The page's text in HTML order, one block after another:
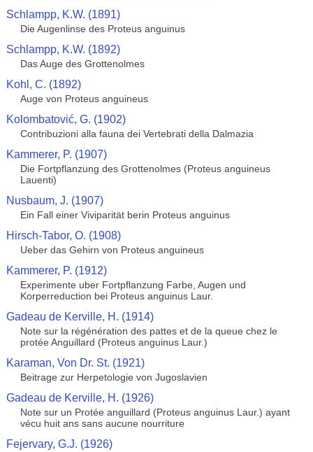
Schlampp, K.W. (1891)
Die Augenlinse des Proteus anguinus
Schlampp, K.W. (1892)
Das Auge des Grottenolmes
Kohl, C. (1892)
Auge von Proteus anguineus
Kolombatović, G. (1902)
Contribuzioni alla fauna dei Vertebrati della Dalmazia
Kammerer, P. (1907)
Die Fortpflanzung des Grottenolmes (Proteus anguineus
Lauenti)
Nusbaum, J. (1907)
Ein Fall einer Viviparität berin Proteus anguinus
Hirsch-Tabor, O. (1908)
Ueber das Gehirn von Proteus anguineus
Kammerer, P. (1912)
Experimente uber Fortpflanzung Farbe, Augen und
Korperreduction bei Proteus anguinus Laur.
Gadeau de Kerville, H. (1914)
Note sur la régénération des pattes et de la queue chez le
protée Anguillard (Proteus anguinus Laur.)
Karaman, Von Dr. St. (1921)
Beitrage zur Herpetologie von Jugoslavien
Gadeau de Kerville, H. (1926)
Note sur un Protée anguillard (Proteus anguinus Laur.) ayant
vécu huit ans sans aucune nourriture
Fejervary, G.J. (1926)